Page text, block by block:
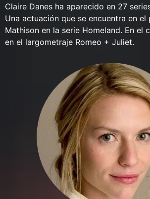
Claire Danes ha aparecido en 27
Una actuación que se encuentra en el
Mathison en la serie Homeland. En el
en el largometraje Romeo + Juliet.